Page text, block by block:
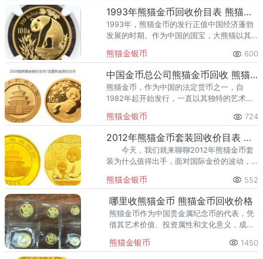
在，将近40年的时间
1993年熊猫金币回收价目表 熊猫金币市场动态
1993年，熊猫金币的发行正值中国经济蓬勃
发展的时期。作为中国的国宝，大熊猫以其
猫金币，作为这一形象的完美载体，不仅展
现了中国的自然之美，也体
熊猫金银币 600
中国金币总公司熊猫金币回收 熊猫金币的收藏价值
熊猫金币，作为中国的法定货币之一，自
1982年起开始发行，一直以其独特的艺术设
投资者的目光。熊猫金币不仅代表了中国金
银币铸造的高水平，更传递了
熊猫金银币 724
2012年熊猫金币套装回收价目表 杭州熊猫金币回收
今天，我们就来聊聊2012年熊猫金币套
装为什么值得出手，面对国际金价的波动，
一聊，2012年熊猫金币套装回收价目表现如
何？熊猫金币套装的价
熊猫金银币 552
哪里收熊猫金币 熊猫金币回收价格
熊猫金币作为中国贵金属纪念币的代表，凭
借其艺术价值、投资属性和文化意义，成为
如何选择安全、高效的回收渠道实现变现，
熊猫金银币 1450